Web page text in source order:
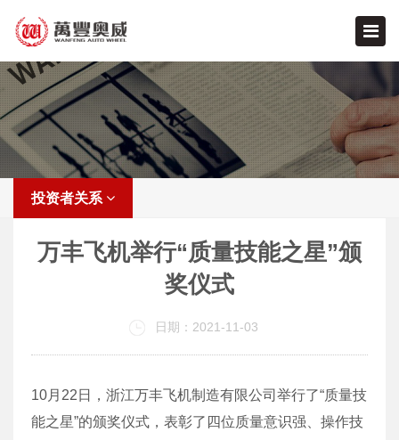
投资者关系
万丰飞机举行“质量技能之星”颁
奖仪式
日期：2021-11-03
10月22日，浙江万丰飞机制造有限公司举行了“质量技
能之星”的颁奖仪式，表彰了四位质量意识强、操作技